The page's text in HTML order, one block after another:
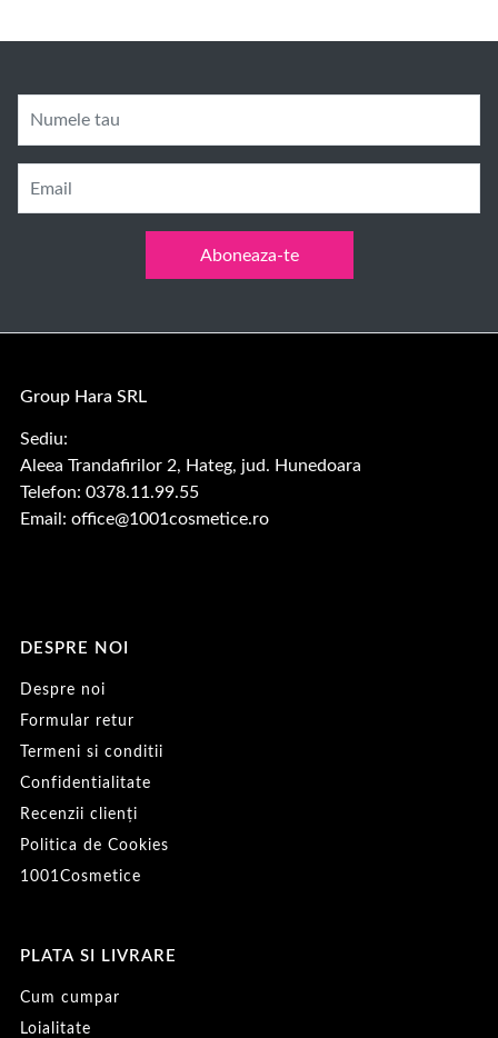
Numele tau
Email
Aboneaza-te
Group Hara SRL
Sediu:
Aleea Trandafirilor 2, Hateg, jud. Hunedoara
Telefon: 0378.11.99.55
Email: office@1001cosmetice.ro
DESPRE NOI
Despre noi
Formular retur
Termeni si conditii
Confidentialitate
Recenzii clienți
Politica de Cookies
1001Cosmetice
PLATA SI LIVRARE
Cum cumpar
Loialitate